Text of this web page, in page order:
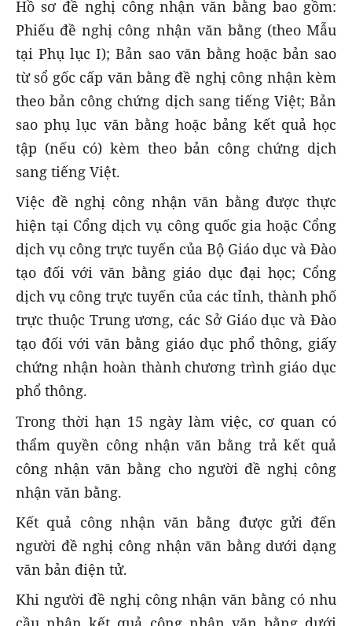
Hồ sơ đề nghị công nhận văn bằng bao gồm:
Phiếu đề nghị công nhận văn bằng (theo Mẫu
tại Phụ lục I); Bản sao văn bằng hoặc bản sao
từ sổ gốc cấp văn bằng đề nghị công nhận kèm
theo bản công chứng dịch sang tiếng Việt; Bản
sao phụ lục văn bằng hoặc bảng kết quả học
tập (nếu có) kèm theo bản công chứng dịch
sang tiếng Việt.
Việc đề nghị công nhận văn bằng được thực
hiện tại Cổng dịch vụ công quốc gia hoặc Cổng
dịch vụ công trực tuyến của Bộ Giáo dục và Đào
tạo đối với văn bằng giáo dục đại học; Cổng
dịch vụ công trực tuyến của các tỉnh, thành phố
trực thuộc Trung ương, các Sở Giáo dục và Đào
tạo đối với văn bằng giáo dục phổ thông, giấy
chứng nhận hoàn thành chương trình giáo dục
phổ thông.
Trong thời hạn 15 ngày làm việc, cơ quan có
thẩm quyền công nhận văn bằng trả kết quả
công nhận văn bằng cho người đề nghị công
nhận văn bằng.
Kết quả công nhận văn bằng được gửi đến
người đề nghị công nhận văn bằng dưới dạng
văn bản điện tử.
Khi người đề nghị công nhận văn bằng có nhu